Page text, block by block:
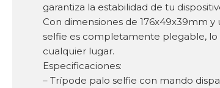
garantiza la estabilidad de tu
Con dimensiones de 176x49x39mm
selfie es completamente plegable,
cualquier lugar.
Especificaciones:
– Trípode palo selfie con mando